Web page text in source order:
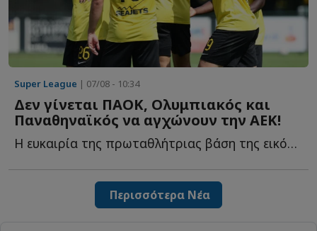
Super League | 07/08 - 10:34
Δεν γίνεται ΠΑΟΚ, Ολυμπιακός και
Παναθηναϊκός να αγχώνουν την ΑΕΚ!
Η ευκαιρία της πρωταθλήτριας βάση της εικόνας των αντιπάλων τ...
Περισσότερα Νέα